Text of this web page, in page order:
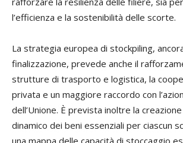
l’efficienza e la sostenibilità delle scorte.
La strategia europea di stockpiling,
finalizzazione, prevede anche il
strutture di trasporto e logistica, la
privata e un maggiore raccordo con
dell’Unione. È prevista inoltre la
dinamico dei beni essenziali per ciascun